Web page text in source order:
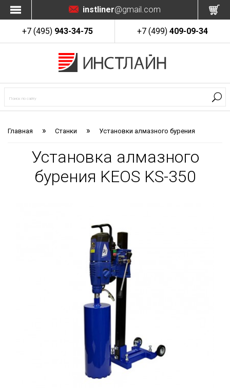
instliner@gmail.com
+7 (495) 943-34-75 +7 (499) 409-09-34
Главная » Станки » Установки алмазного бурения
Установка алмазного
бурения KEOS KS-350